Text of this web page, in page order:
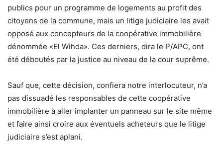
publics pour un programme de logements au profit des
citoyens de la commune, mais un litige judiciaire les avait
opposé aux concepteurs de la coopérative immobilière
dénommée «El Wihda». Ces derniers, dira le P/APC, ont
été déboutés par la justice au niveau de la cour suprême.
Sauf que, cette décision, confiera notre interlocuteur, n’a
pas dissuadé les responsables de cette coopérative
immobilière à aller implanter un panneau sur le site même
et faire ainsi croire aux éventuels acheteurs que le litige
judiciaire s’est aplani.